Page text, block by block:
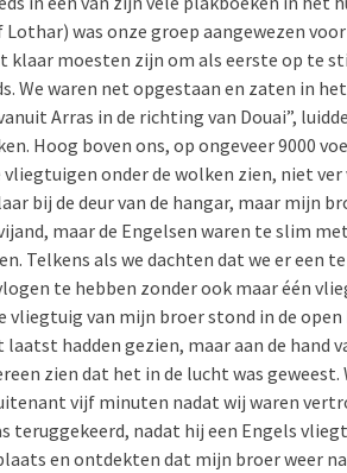
Lothar) was onze groep aangewezen
klaar moesten zijn om als eerste op te
We waren net opgestaan en zaten in
Arras in de richting van Douai”,
Hoog boven ons, op ongeveer 9000
vliegtuigen onder de wolken zien, niet
bij de deur van de hangar, maar mijn
maar de Engelsen waren te slim
Telkens als we dachten dat we er een
te hebben zonder ook maar één
vliegtuig van mijn broer stond in de
laatst hadden gezien, maar aan de hand
zien dat het in de lucht was
vijf minuten nadat wij waren
teruggekeerd, nadat hij een Engels
en ontdekten dat mijn broer weer